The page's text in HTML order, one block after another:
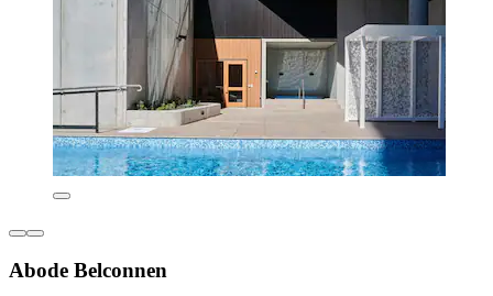
Abode Belconnen